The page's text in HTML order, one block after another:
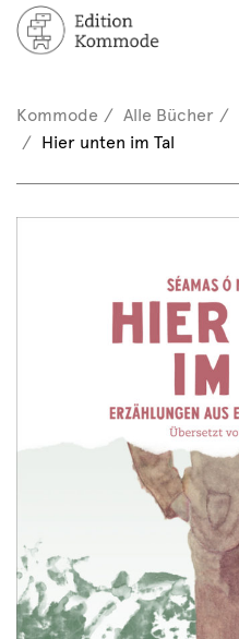
/ Registrieren
(0)
Kommode Alle Bücher
Hier unten im Tal